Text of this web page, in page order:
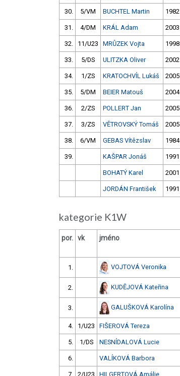
30. 5/VM BUCHTEL Martin 1982
31. 4/DM KRÁL Adam 2003
32. 11/U23 MRŮZEK Vojta 1998
33. 5/DS ULITZKA Oliver 2002
34. 1/ZS KRATOCHVÍL Lukáš 2005
35. 5/DM BEIER Matouš 2004
36. 2/ZS POLLERT Jan 2005
37. 3/ZS VĚTROVSKÝ Tomáš 2005
38. 6/VM GEBAS Vítězslav 1984
39. KAŠPAR Jonáš 1991
BOHATÝ Karel 2001
JORDÁN František 1991
kategorie K1W
por. vk jméno
1. VOJTOVÁ Veronika
2. KUDĚJOVÁ Kateřina
3. GALUŠKOVÁ Karolína
4. 1/U23 FIŠEROVÁ Tereza
5. 1/DS NESNÍDALOVÁ Lucie
6. VALÍKOVÁ Barbora
7. 2/U23 HILGERTOVÁ Amálie